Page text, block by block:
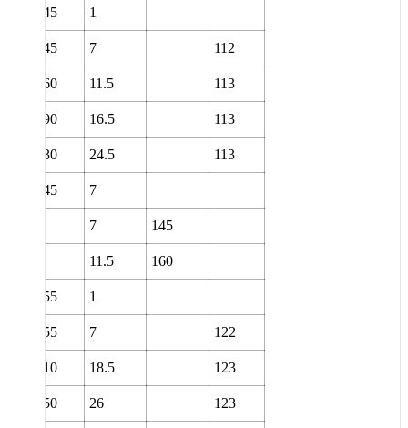
145 1
145 7 112
160 11.5 113
190 16.5 113
230 24.5 113
145 7
7 145
11.5 160
155 1
155 7 122
210 18.5 123
250 26 123